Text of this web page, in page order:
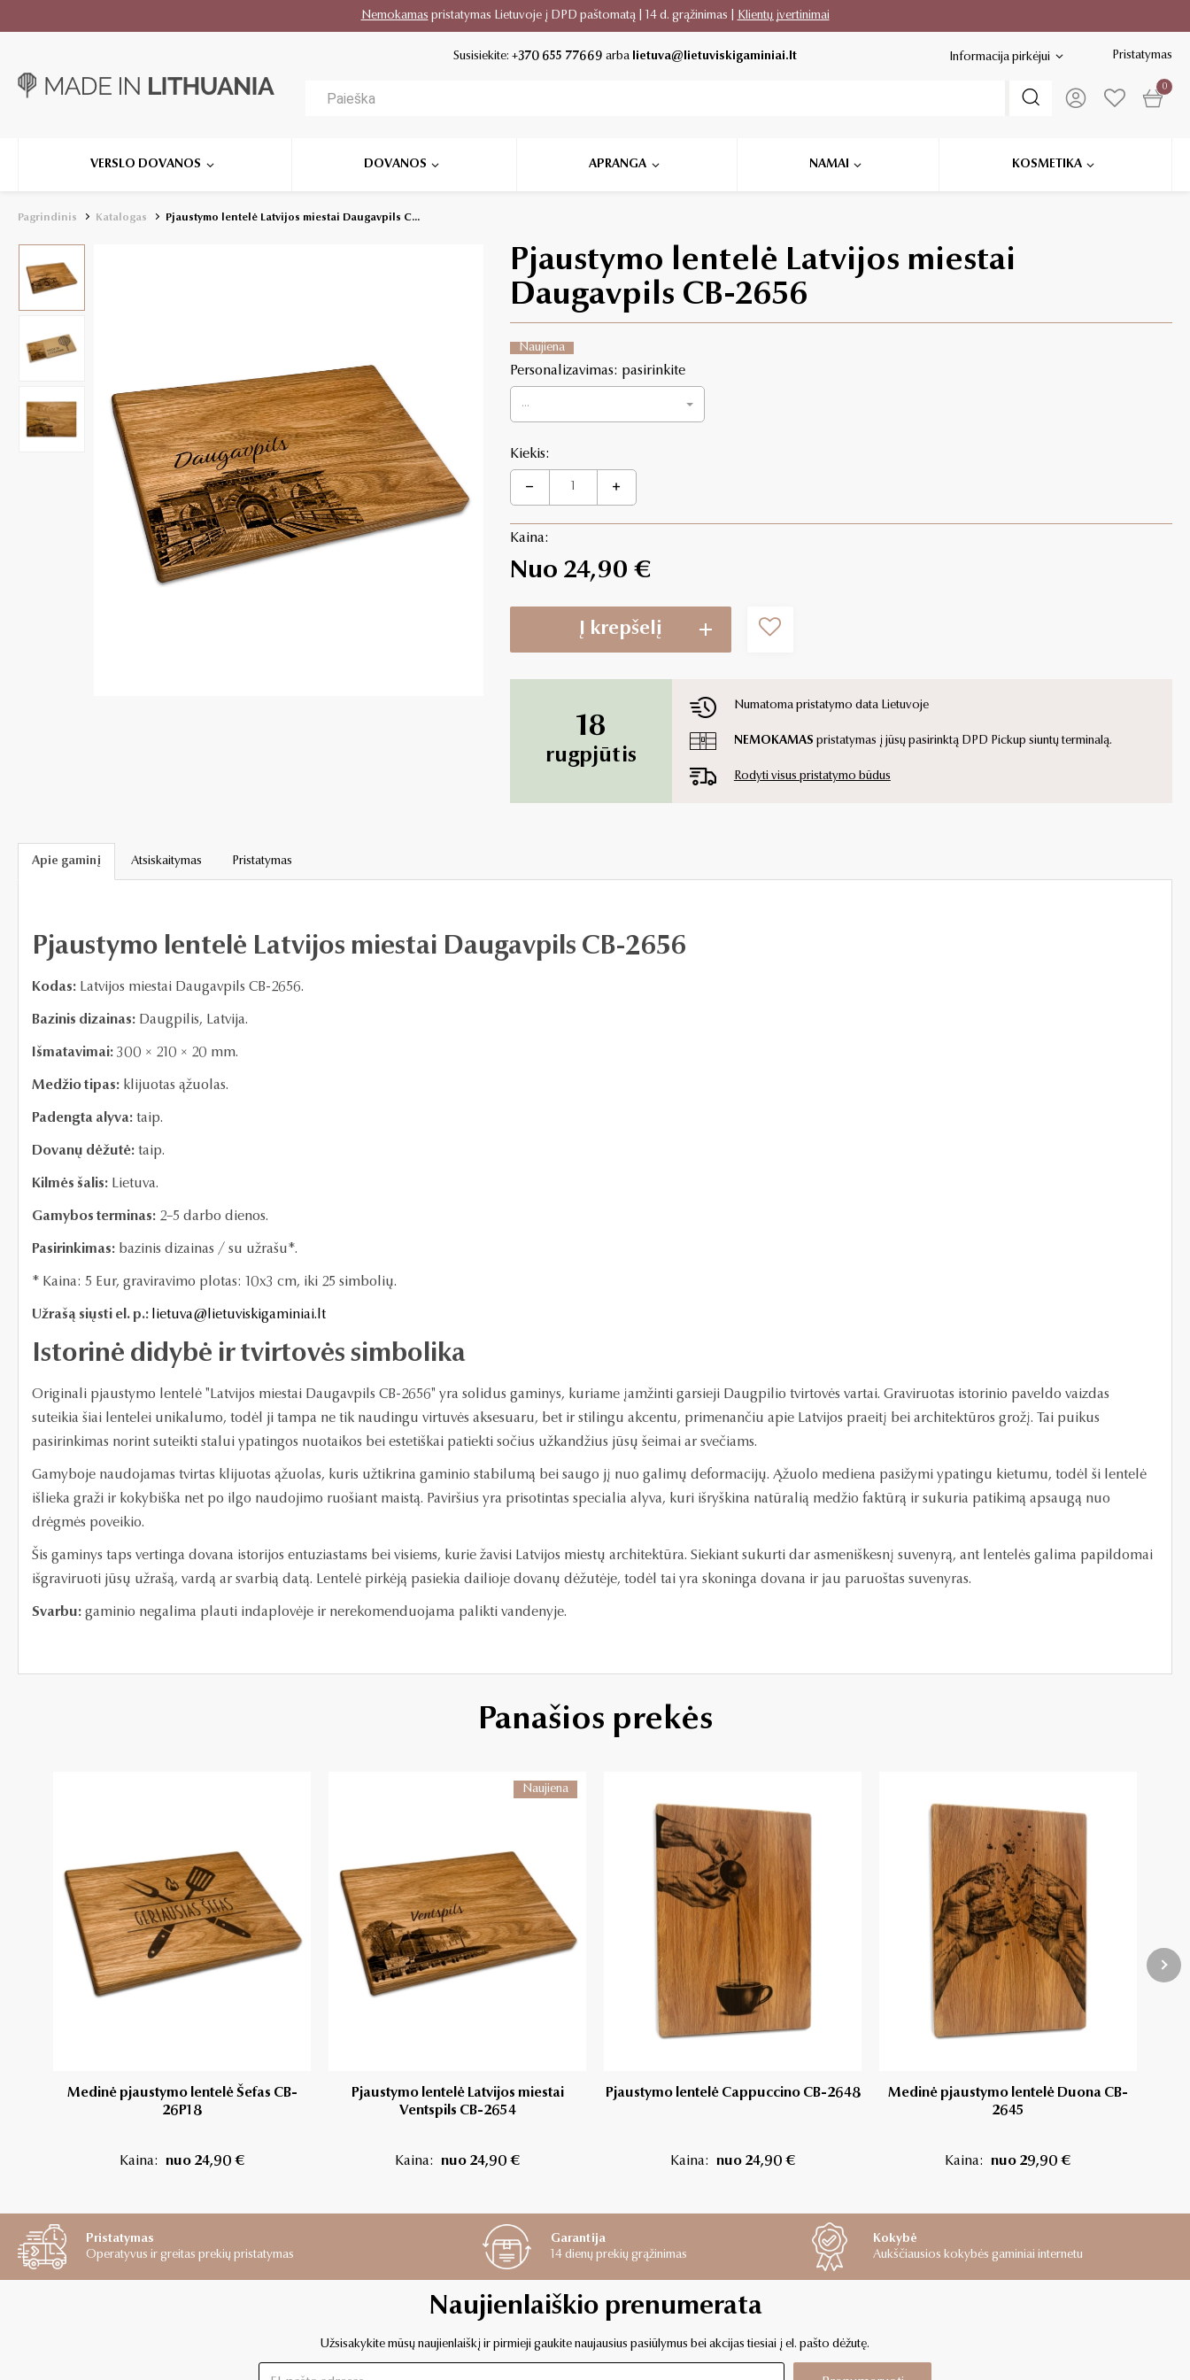
Nemokamas pristatymas Lietuvoje į DPD paštomatą | 14 d. grąžinimas | Klientų įvertinimai
Susisiekite:+370 655 77669 arba lietuva@lietuviskigaminiai.lt Informacija pirkėjui Pristatymas
0
VERSLO DOVANOS DOVANOS APRANGA NAMAI KOSMETIKA
Pagrindinis Katalogas Pjaustymo lentelė Latvijos miestai Daugavpils C...
Pjaustymo lentelė Latvijos miestai
Daugavpils CB-2656
Naujiena
Personalizavimas: pasirinkite
...
Kiekis:
Kaina:
Nuo 24,90 €
Į krepšelį
18
rugpjūtis
Numatoma pristatymo data Lietuvoje
NEMOKAMAS pristatymas į jūsų pasirinktą DPD Pickup siuntų terminalą.
Rodyti visus pristatymo būdus
Apie gaminį Atsiskaitymas Pristatymas
Pjaustymo lentelė Latvijos miestai Daugavpils CB-2656
Kodas: Latvijos miestai Daugavpils CB-2656.
Bazinis dizainas: Daugpilis, Latvija.
Išmatavimai: 300 × 210 × 20 mm.
Medžio tipas: klijuotas ąžuolas.
Padengta alyva: taip.
Dovanų dėžutė: taip.
Kilmės šalis: Lietuva.
Gamybos terminas: 2–5 darbo dienos.
Pasirinkimas: bazinis dizainas / su užrašu*.
* Kaina: 5 Eur, graviravimo plotas: 10x3 cm, iki 25 simbolių.
Užrašą siųsti el. p.: lietuva@lietuviskigaminiai.lt
Istorinė didybė ir tvirtovės simbolika
Originali pjaustymo lentelė "Latvijos miestai Daugavpils CB-2656" yra solidus gaminys, kuriame įamžinti garsieji Daugpilio tvirtovės vartai. Graviruotas istorinio paveldo vaizdas
suteikia šiai lentelei unikalumo, todėl ji tampa ne tik naudingu virtuvės aksesuaru, bet ir stilingu akcentu, primenančiu apie Latvijos praeitį bei architektūros grožį. Tai puikus
pasirinkimas norint suteikti stalui ypatingos nuotaikos bei estetiškai patiekti sočius užkandžius jūsų šeimai ar svečiams.
Gamyboje naudojamas tvirtas klijuotas ąžuolas, kuris užtikrina gaminio stabilumą bei saugo jį nuo galimų deformacijų. Ąžuolo mediena pasižymi ypatingu kietumu, todėl ši lentelė
išlieka graži ir kokybiška net po ilgo naudojimo ruošiant maistą. Paviršius yra prisotintas specialia alyva, kuri išryškina natūralią medžio faktūrą ir sukuria patikimą apsaugą nuo
drėgmės poveikio.
Šis gaminys taps vertinga dovana istorijos entuziastams bei visiems, kurie žavisi Latvijos miestų architektūra. Siekiant sukurti dar asmeniškesnį suvenyrą, ant lentelės galima papildomai
išgraviruoti jūsų užrašą, vardą ar svarbią datą. Lentelė pirkėją pasiekia dailioje dovanų dėžutėje, todėl tai yra skoninga dovana ir jau paruoštas suvenyras.
Svarbu: gaminio negalima plauti indaplovėje ir nerekomenduojama palikti vandenyje.
Panašios prekės
Medinė pjaustymo lentelė Šefas CB-
26P18
Kaina: nuo 24,90 €
Naujiena
Pjaustymo lentelė Latvijos miestai
Ventspils CB-2654
Kaina: nuo 24,90 €
Pjaustymo lentelė Cappuccino CB-2648
Kaina: nuo 24,90 €
Medinė pjaustymo lentelė Duona CB-
2645
Kaina: nuo 29,90 €
Pristatymas
Operatyvus ir greitas prekių pristatymas
Garantija
14 dienų prekių grąžinimas
Kokybė
Aukščiausios kokybės gaminiai internetu
Naujienlaiškio prenumerata
Užsisakykite mūsų naujienlaiškį ir pirmieji gaukite naujausius pasiūlymus bei akcijas tiesiai į el. pašto dėžutę.